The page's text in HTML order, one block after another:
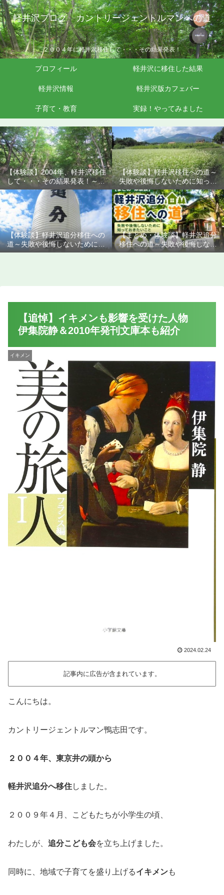
軽井沢ブログ カントリージェントルマンへの道
２００４年に軽井沢移住して・・・その結果発表！
プロフィール 軽井沢に移住した結果
軽井沢情報 軽井沢版カフェバー
子育て・教育 実録！やってみました
【体験談】2004年、軽井沢移住
して・・・その結果発表！～失
敗や後悔しないために知ってお
きたいこと
【体験談】軽井沢移住への道～
失敗や後悔しないために知って
おきたいこと
【体験談】軽井沢追分移住への
道～失敗や後悔しないために知
っておきたいこと
【まとめ・体験談】軽井沢追分
移住への道～失敗や後悔しない
ために知っておきたいこと
【追悼】イキメンも影響を受けた人物
伊集院静＆2010年発刊文庫本も紹介
イキメン
2024.02.24
記事内に広告が含まれています。
こんにちは。
カントリージェントルマン鴨志田です。
２００４年、東京井の頭から
軽井沢追分へ移住しました。
２００９年４月、こどもたちが小学生の頃、
わたしが、 追分こども会を立ち上げました。
同時に、地域で子育てを盛り上げるイキメンも